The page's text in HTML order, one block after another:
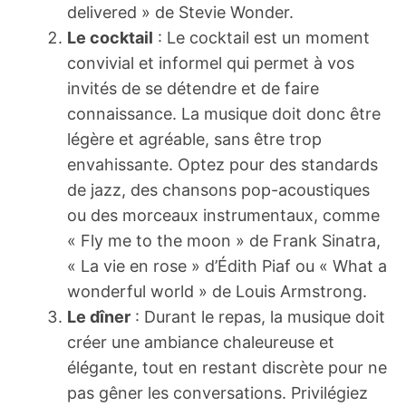
delivered » de Stevie Wonder.
Le cocktail : Le cocktail est un moment
convivial et informel qui permet à vos
invités de se détendre et de faire
connaissance. La musique doit donc être
légère et agréable, sans être trop
envahissante. Optez pour des standards
de jazz, des chansons pop-acoustiques
ou des morceaux instrumentaux, comme
« Fly me to the moon » de Frank Sinatra,
« La vie en rose » d’Édith Piaf ou « What a
wonderful world » de Louis Armstrong.
Le dîner : Durant le repas, la musique doit
créer une ambiance chaleureuse et
élégante, tout en restant discrète pour ne
pas gêner les conversations. Privilégiez